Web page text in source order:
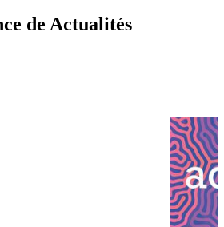
de Actualités